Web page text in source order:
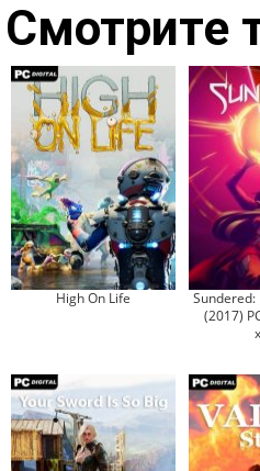
Смотрите
High On Life
Sundered:
(2017)